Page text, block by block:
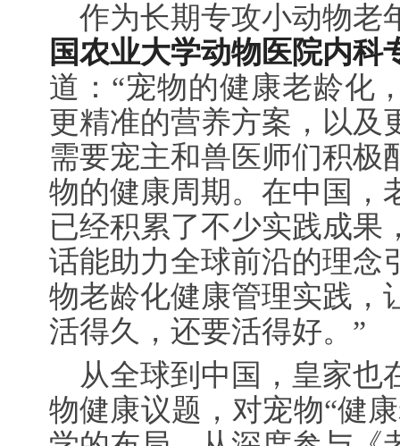
作为长期专攻小动物老
国农业大学动物医院内科
道：“宠物的健康老龄化
更精准的营养方案，以及
需要宠主和兽医师们积极
物的健康周期。在中国，
已经积累了不少实践成果
话能助力全球前沿的理念
物老龄化健康管理实践，
活得久，还要活得好。”
从全球到中国，皇家也
物健康议题，对宠物“健